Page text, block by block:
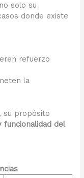
solo su
donde existe
refuerzo
la
su propósito
funcionalidad del